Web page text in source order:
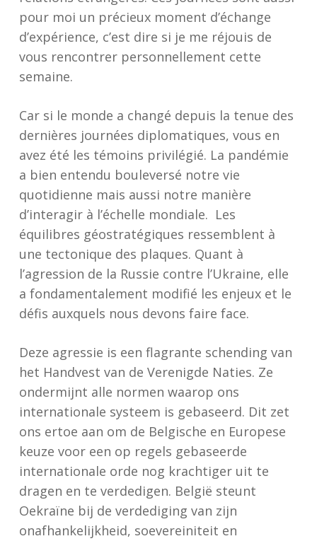
pour moi un précieux moment d’échange
d’expérience, c’est dire si je me réjouis de
vous rencontrer personnellement cette
semaine.
Car si le monde a changé depuis la tenue des
dernières journées diplomatiques, vous en
avez été les témoins privilégié. La pandémie
a bien entendu bouleversé notre vie
quotidienne mais aussi notre manière
d’interagir à l’échelle mondiale. Les
équilibres géostratégiques ressemblent à
une tectonique des plaques. Quant à
l’agression de la Russie contre l’Ukraine, elle
a fondamentalement modifié les enjeux et le
défis auxquels nous devons faire face.
Deze agressie is een flagrante schending van
het Handvest van de Verenigde Naties. Ze
ondermijnt alle normen waarop ons
internationale systeem is gebaseerd. Dit zet
ons ertoe aan om de Belgische en Europese
keuze voor een op regels gebaseerde
internationale orde nog krachtiger uit te
dragen en te verdedigen. België steunt
Oekraïne bij de verdediging van zijn
onafhankelijkheid, soevereiniteit en